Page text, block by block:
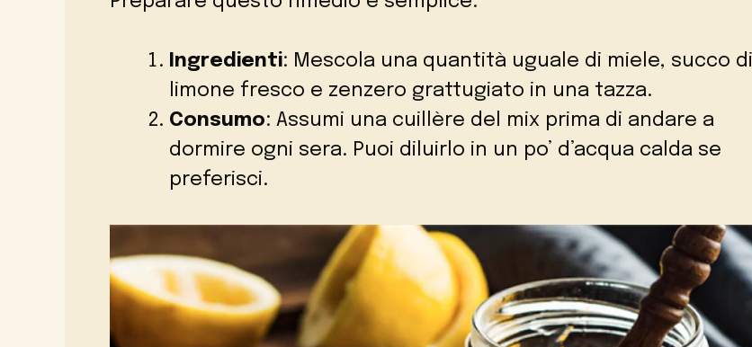
Ingredienti: Mescola una quantità uguale di miele, succo di
limone fresco e zenzero grattugiato in una tazza.
Consumo: Assumi una cuillère del mix prima di andare a
dormire ogni sera. Puoi diluirlo in un po’ d’acqua calda se
preferisci.